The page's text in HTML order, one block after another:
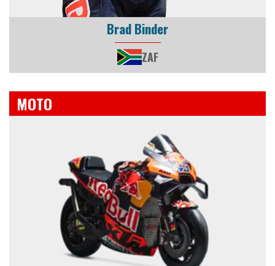
Brad Binder
ZAF
MOTO